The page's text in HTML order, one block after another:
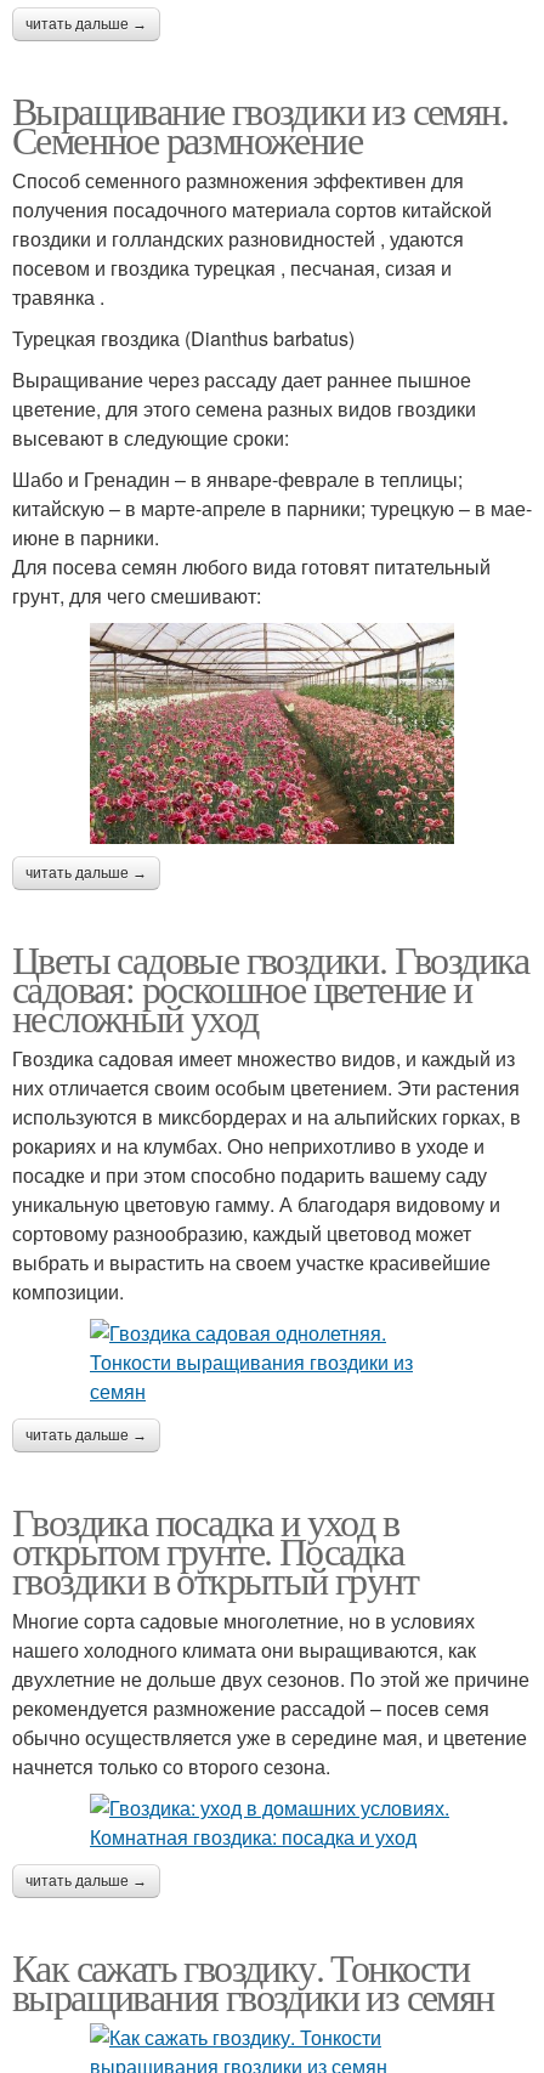
читать дальше →
Выращивание гвоздики из семян.
Семенное размножение
Способ семенного размножения эффективен для
получения посадочного материала сортов китайской
гвоздики и голландских разновидностей , удаются
посевом и гвоздика турецкая , песчаная, сизая и
травянка .
Турецкая гвоздика (Dianthus barbatus)
Выращивание через рассаду дает раннее пышное
цветение, для этого семена разных видов гвоздики
высевают в следующие сроки:
Шабо и Гренадин – в январе-феврале в теплицы;
китайскую – в марте-апреле в парники; турецкую – в мае-
июне в парники.
Для посева семян любого вида готовят питательный
грунт, для чего смешивают:
читать дальше →
Цветы садовые гвоздики. Гвоздика
садовая: роскошное цветение и
несложный уход
Гвоздика садовая имеет множество видов, и каждый из
них отличается своим особым цветением. Эти растения
используются в миксбордерах и на альпийских горках, в
рокариях и на клумбах. Оно неприхотливо в уходе и
посадке и при этом способно подарить вашему саду
уникальную цветовую гамму. А благодаря видовому и
сортовому разнообразию, каждый цветовод может
выбрать и вырастить на своем участке красивейшие
композиции.
читать дальше →
Гвоздика посадка и уход в
открытом грунте. Посадка
гвоздики в открытый грунт
Многие сорта садовые многолетние, но в условиях
нашего холодного климата они выращиваются, как
двухлетние не дольше двух сезонов. По этой же причине
рекомендуется размножение рассадой – посев семя
обычно осуществляется уже в середине мая, и цветение
начнется только со второго сезона.
читать дальше →
Как сажать гвоздику. Тонкости
выращивания гвоздики из семян